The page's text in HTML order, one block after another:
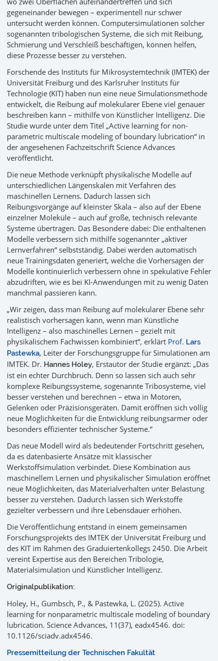
gegeneinander bewegen – experimentell nur schwer
untersucht werden können. Computersimulationen solcher
sogenannten tribologischen Systeme, die sich mit Reibung,
Schmierung und Verschleiß beschäftigen, können helfen,
diese Prozesse besser zu verstehen.
Forschende des Instituts für Mikrosystemtechnik (IMTEK) der
Universität Freiburg und des Karlsruher Instituts für
Technologie (KIT) haben nun eine neue Simulationsmethode
entwickelt, die Reibung auf molekularer Ebene viel genauer
beschreiben kann – mithilfe von Künstlicher Intelligenz. Die
Studie wurde unter dem Titel „Active learning for non-
parametric multiscale modeling of boundary lubrication“ in
der angesehenen Fachzeitschrift Science Advances
veröffentlicht.
Die neue Methode verknüpft physikalische Modelle auf
unterschiedlichen Längenskalen mit Verfahren des
maschinellen Lernens. Dadurch lassen sich
Reibungsvorgänge auf kleinster Skala – also auf der Ebene
einzelner Moleküle – auch auf große, technisch relevante
Systeme übertragen. Das Besondere dabei: Die enthaltenen
Modelle verbessern sich mithilfe sogenannter „aktiver
Lernverfahren“ selbstständig. Dabei werden automatisch
neue Trainingsdaten generiert, welche die Vorhersagen der
Modelle kontinuierlich verbessern ohne in spekulative Fehler
abzudriften, wie es bei KI-Anwendungen mit zu wenig Daten
manchmal passieren kann.
„Wir zeigen, dass man Reibung auf molekularer Ebene sehr
realistisch vorhersagen kann, wenn man Künstliche
Intelligenz – also maschinelles Lernen – gezielt mit
physikalischem Fachwissen kombiniert“, erklärt Prof. Lars
Pastewka, Leiter der Forschungsgruppe für Simulationen am
IMTEK. Dr. Hannes Holey, Erstautor der Studie ergänzt: „Das
ist ein echter Durchbruch. Denn so lassen sich auch sehr
komplexe Reibungssysteme, sogenannte Tribosysteme, viel
besser verstehen und berechnen – etwa in Motoren,
Gelenken oder Präzisionsgeräten. Damit eröffnen sich völlig
neue Möglichkeiten für die Entwicklung reibungsarmer oder
besonders effizienter technischer Systeme.“
Das neue Modell wird als bedeutender Fortschritt gesehen,
da es datenbasierte Ansätze mit klassischer
Werkstoffsimulation verbindet. Diese Kombination aus
maschinellem Lernen und physikalischer Simulation eröffnet
neue Möglichkeiten, das Materialverhalten unter Belastung
besser zu verstehen. Dadurch lassen sich Werkstoffe
gezielter verbessern und ihre Lebensdauer erhöhen.
Die Veröffentlichung entstand in einem gemeinsamen
Forschungsprojekts des IMTEK der Universität Freiburg und
des KIT im Rahmen des Graduiertenkollegs 2450. Die Arbeit
vereint Expertise aus den Bereichen Tribologie,
Materialsimulation und Künstlicher Intelligenz.
Originalpublikation:
Holey, H., Gumbsch, P., & Pastewka, L. (2025). Active
learning for nonparametric multiscale modeling of boundary
lubrication. Science Advances, 11(37), eadx4546. doi:
10.1126/sciadv.adx4546.
Pressemitteilung der Technischen Fakultät